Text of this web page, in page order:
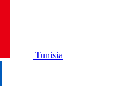
Tunisia